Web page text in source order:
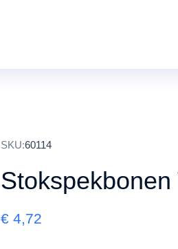
SKU:60114
Stokspekbonen
€ 4,72